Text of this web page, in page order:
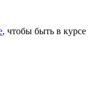
, чтобы быть в курсе